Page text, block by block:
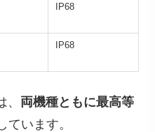
IP68
IP68
両機種ともに最高等
ています。